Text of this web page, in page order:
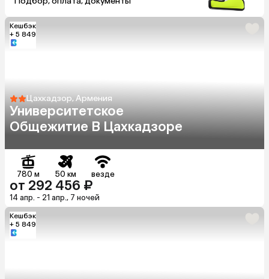
Кешбэк
+ 5 849
Цахкадзор, Армения
Университетское
Общежитие В Цахкадзоре
780 м 50 км везде
от 292 456 ₽
14 апр. - 21 апр., 7 ночей
Кешбэк
+ 5 849